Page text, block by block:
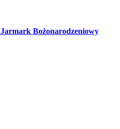
Jarmark Bożonarodzeniowy